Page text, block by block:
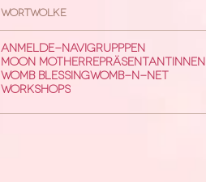
Wortwolke
Anmelde-NaviGrupppen
Moon MotherRepräsentantinnen
Womb BlessingWomb-N-Net
Workshops